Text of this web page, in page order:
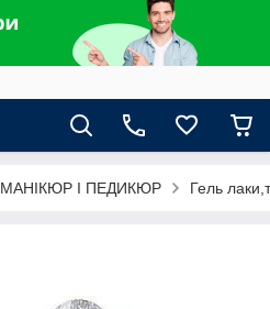
МАНІКЮР І ПЕДИКЮР Гель